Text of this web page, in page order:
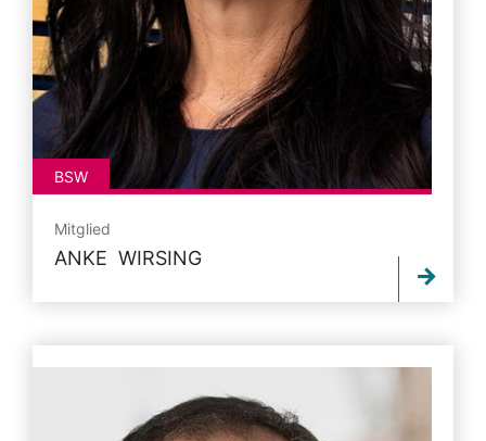
BSW
Mitglied
ANKE WIRSING